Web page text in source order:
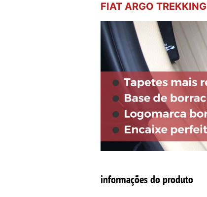
FIAT ARGO TREKKING
informações do produto